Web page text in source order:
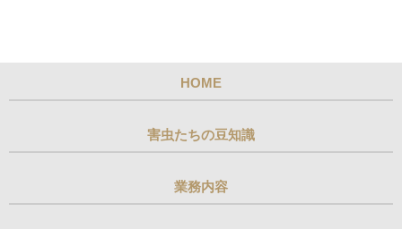
HOME
害虫たちの豆知識
業務内容